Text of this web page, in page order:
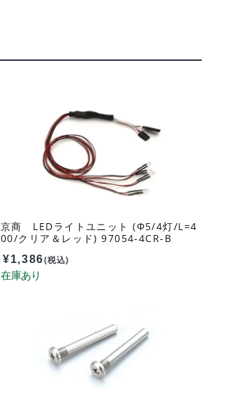
京商 LEDライトユニット (Φ5/4灯/L=4
00/クリア＆レッド) 97054-4CR-B
¥1,386(税込)